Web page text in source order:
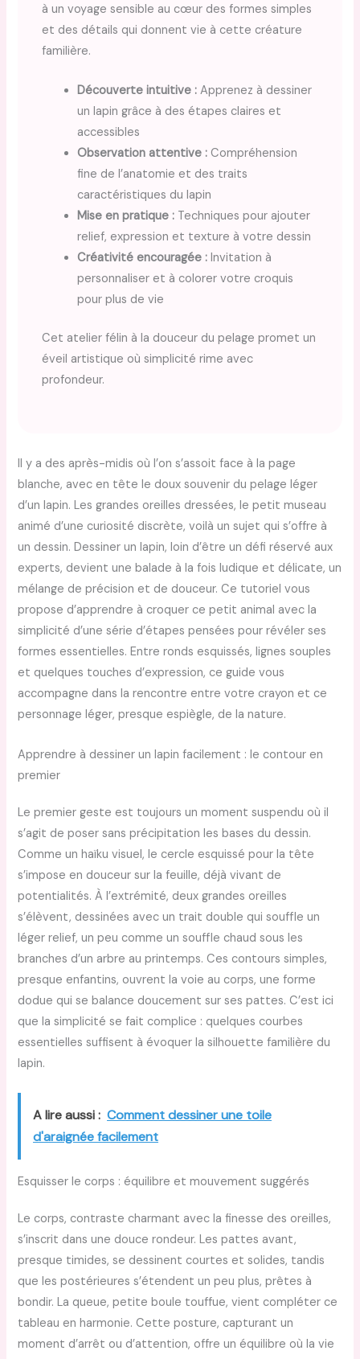
à un voyage sensible au cœur des formes simples
et des détails qui donnent vie à cette créature
familière.
Découverte intuitive : Apprenez à dessiner
un lapin grâce à des étapes claires et
accessibles
Observation attentive : Compréhension
fine de l’anatomie et des traits
caractéristiques du lapin
Mise en pratique : Techniques pour ajouter
relief, expression et texture à votre dessin
Créativité encouragée : Invitation à
personnaliser et à colorer votre croquis
pour plus de vie
Cet atelier félin à la douceur du pelage promet un
éveil artistique où simplicité rime avec
profondeur.
Il y a des après-midis où l’on s’assoit face à la page
blanche, avec en tête le doux souvenir du pelage léger
d’un lapin. Les grandes oreilles dressées, le petit museau
animé d’une curiosité discrète, voilà un sujet qui s’offre à
un dessin. Dessiner un lapin, loin d’être un défi réservé aux
experts, devient une balade à la fois ludique et délicate, un
mélange de précision et de douceur. Ce tutoriel vous
propose d’apprendre à croquer ce petit animal avec la
simplicité d’une série d’étapes pensées pour révéler ses
formes essentielles. Entre ronds esquissés, lignes souples
et quelques touches d’expression, ce guide vous
accompagne dans la rencontre entre votre crayon et ce
personnage léger, presque espiègle, de la nature.
Apprendre à dessiner un lapin facilement : le contour en
premier
Le premier geste est toujours un moment suspendu où il
s’agit de poser sans précipitation les bases du dessin.
Comme un haïku visuel, le cercle esquissé pour la tête
s’impose en douceur sur la feuille, déjà vivant de
potentialités. À l’extrémité, deux grandes oreilles
s’élèvent, dessinées avec un trait double qui souffle un
léger relief, un peu comme un souffle chaud sous les
branches d’un arbre au printemps. Ces contours simples,
presque enfantins, ouvrent la voie au corps, une forme
dodue qui se balance doucement sur ses pattes. C’est ici
que la simplicité se fait complice : quelques courbes
essentielles suffisent à évoquer la silhouette familière du
lapin.
A lire aussi : Comment dessiner une toile
d'araignée facilement
Esquisser le corps : équilibre et mouvement suggérés
Le corps, contraste charmant avec la finesse des oreilles,
s’inscrit dans une douce rondeur. Les pattes avant,
presque timides, se dessinent courtes et solides, tandis
que les postérieures s’étendent un peu plus, prêtes à
bondir. La queue, petite boule touffue, vient compléter ce
tableau en harmonie. Cette posture, capturant un
moment d’arrêt ou d’attention, offre un équilibre où la vie